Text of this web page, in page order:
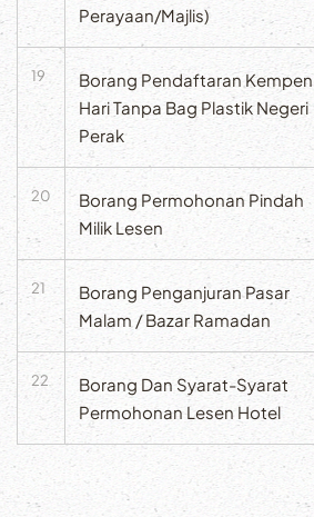
Perayaan/Majlis)
19
Borang Pendaftaran Kempen
Hari Tanpa Bag Plastik Negeri
Perak
20
Borang Permohonan Pindah
Milik Lesen
21
Borang Penganjuran Pasar
Malam / Bazar Ramadan
22
Borang Dan Syarat-Syarat
Permohonan Lesen Hotel